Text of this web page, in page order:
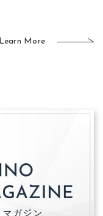
Learn More